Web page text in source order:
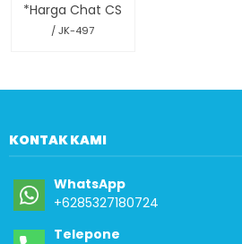
*Harga Chat CS
/ JK-497
KONTAK KAMI
WhatsApp
+6285327180724
Telepone